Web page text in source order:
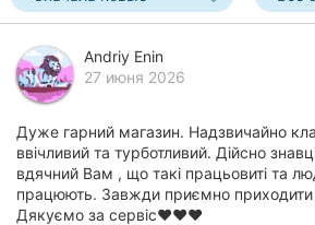
Andriy Enin
27 июня 2026
Дуже гарний магазин. Надзвичайно
ввічливий та турботливий. Дійсно
вдячний Вам , що такі працьовиті та
працюють. Завжди приємно приходити
Дякуємо за сервіс♥️♥️♥️